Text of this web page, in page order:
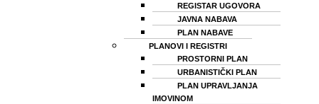
REGISTAR UGOVORA
JAVNA NABAVA
PLAN NABAVE
PLANOVI I REGISTRI
PROSTORNI PLAN
URBANISTIČKI PLAN
PLAN UPRAVLJANJA
IMOVINOM